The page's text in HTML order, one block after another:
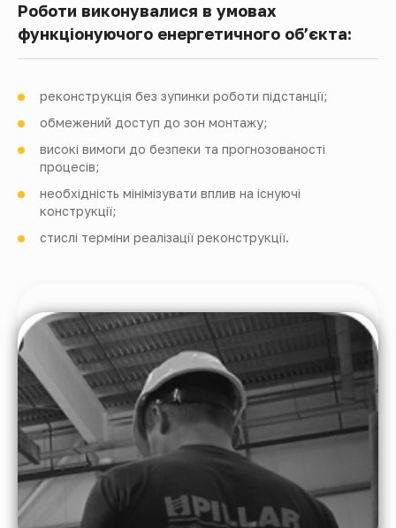
Роботи виконувалися в умовах
функціонуючого енергетичного об’єкта:
реконструкція без зупинки роботи підстанції;
обмежений доступ до зон монтажу;
високі вимоги до безпеки та прогнозованості
процесів;
необхідність мінімізувати вплив на існуючі
конструкції;
стислі терміни реалізації реконструкції.